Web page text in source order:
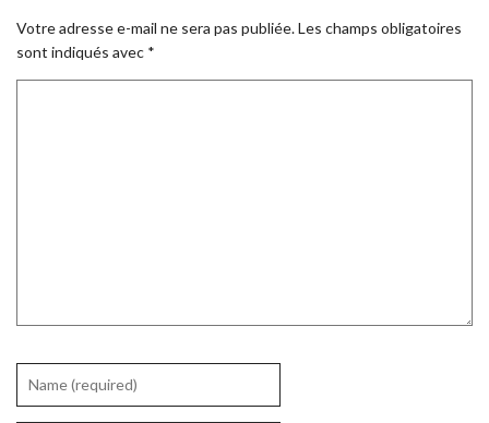
Votre adresse e-mail ne sera pas publiée.Les champs obligatoires
sont indiqués avec *